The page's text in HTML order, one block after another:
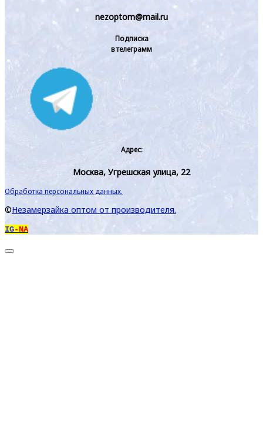
nezoptom@mail.ru
Подписка
в телеграмм
Адрес:
Москва, Угрешская улица, 22
Обработка персональных данных.
©Незамерзайка оптом от производителя.
IG-NA